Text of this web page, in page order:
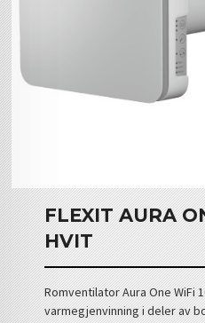
FLEXIT AURA
HVIT
Romventilator Aura One WiFi
varmegjenvinning i deler av